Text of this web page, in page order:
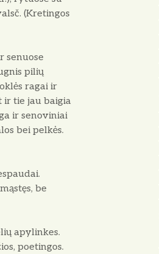
(Kretingos
senuose
pilių
ragai ir
ir tie jau baigia
ir senoviniai
bei pelkės.
be
apylinkes.
poetingos.